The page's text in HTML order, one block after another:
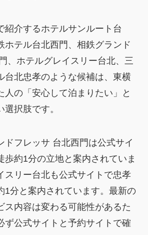
紹介するホテルサンルート台
ホテル台北西門、相鉄グランド
、ホテルグレイスリー台北、三
台北忠孝のような候補は、東横
人の「安心して泊まりたい」と
択肢です。
ドフレッサ 台北西門は公式サイ
歩約1分の立地と案内されていま
スリー台北も公式サイトで忠孝
1分と案内されています。最新の
ス内容は変わる可能性があるた
ず公式サイトと予約サイトで確